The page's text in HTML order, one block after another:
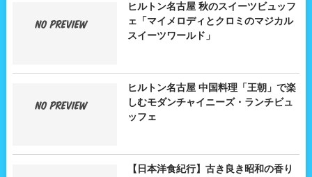
ヒルトン名古屋 秋のスイーツビュッフ
ェ「マイメロディとクロミのマジカル
スイーツワールド」
ヒルトン名古屋 中国料理「王朝」で楽
しむモダンチャイニーズ・ランチビュ
ッフェ
【日本洋食紀行】古き良き昭和の香り